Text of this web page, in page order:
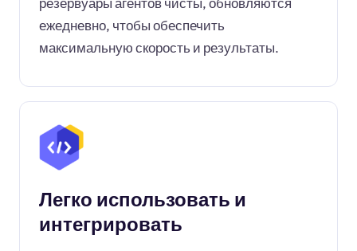
ежедневно, чтобы обеспечить
максимальную скорость и результаты.
Легко использовать и
интегрировать